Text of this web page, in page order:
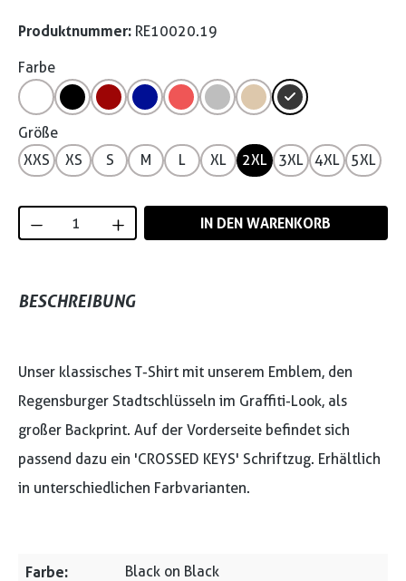
Produktnummer: RE10020.19
Farbe
Größe
XXS
XS S M L XL 2XL 3XL 4XL 5XL
Produkt Anzahl: Gib den gewünschten
IN DEN WARENKORB
BESCHREIBUNG
Unser klassisches T-Shirt mit unserem Emblem, den
Regensburger Stadtschlüsseln im Graffiti-Look, als
großer Backprint. Auf der Vorderseite befindet sich
passend dazu ein 'CROSSED KEYS' Schriftzug. Erhältlich
in unterschiedlichen Farbvarianten.
Farbe: Black on Black